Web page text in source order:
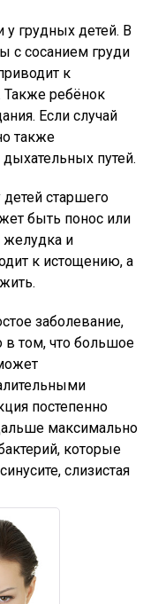
у грудных детей. В
с сосанием груди
к
Также ребёнок
Если случай
также
путей.
старшего
быть понос или
желудка и
к истощению, а
заболевание,
в том, что большое
постепенно
максимально
которые
слизистая